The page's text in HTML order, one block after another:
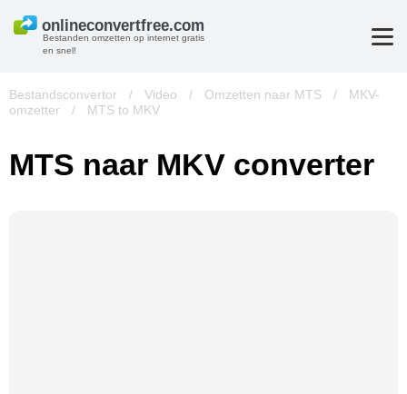
Bestanden omzetten op internet gratis
en snel!
Bestandsconvertor / Video / Omzetten naar MTS /
MKV-
omzetter
/ MTS to MKV
MTS naar MKV converter